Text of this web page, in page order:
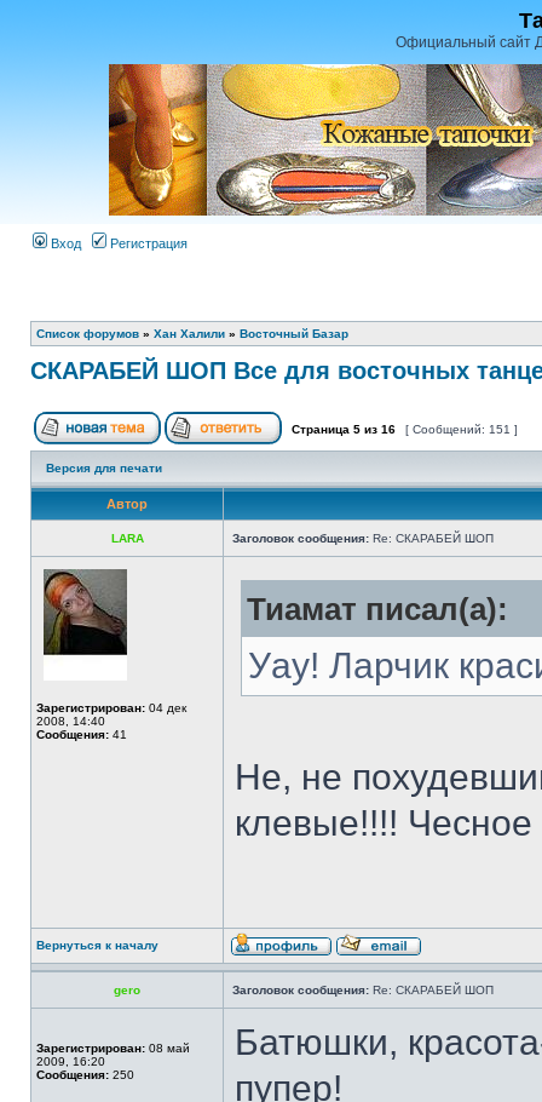
Официальный сайт
Вход Регистрация
Список форумов » Хан Халили » Восточный Базар
СКАРАБЕЙ ШОП Все для восточных
Страница 5 из 16 [ Сообщений: 151 ]
Версия для печати
Автор
LARA Заголовок сообщения: Re: СКАРАБЕЙ ШОП
Зарегистрирован: 04 дек
2008, 14:40
Сообщения: 41
Тиамат писал(а):
Уау! Ларчик
Не, не
клевые!!!! Чесное
Вернуться к началу
gero Заголовок сообщения: Re: СКАРАБЕЙ ШОП
Зарегистрирован: 08 май
2009, 16:20
Сообщения: 250
Батюшки,
пупер!